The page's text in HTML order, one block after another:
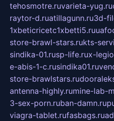
tehosmotre.ruvarieta-yug.ru
raytor-d.ruatillagunn.ru3d-
1xbeticricetc1xbetti5.ru
store-brawl-stars.rukts-
sindika-01.rusp-life.rux-
e-abis-1-c.rusindika01.ru
store-brawlstars.ru
antenna-highly.rumine-lab-
3-sex-porn.ruban-damn.ru
viagra-tablet.rufasbags.ru